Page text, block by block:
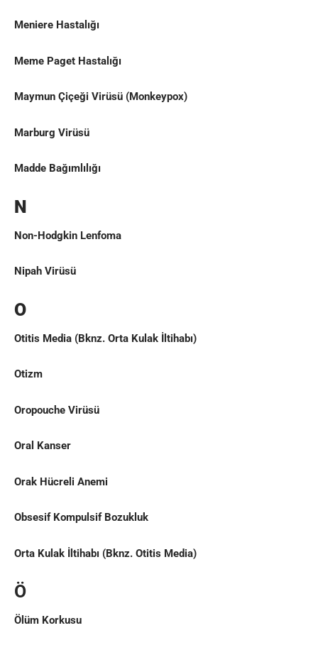
Meniere Hastalığı
Meme Paget Hastalığı
Maymun Çiçeği Virüsü (Monkeypox)
Marburg Virüsü
Madde Bağımlılığı
N
Non-Hodgkin Lenfoma
Nipah Virüsü
O
Otitis Media (Bknz. Orta Kulak İltihabı)
Otizm
Oropouche Virüsü
Oral Kanser
Orak Hücreli Anemi
Obsesif Kompulsif Bozukluk
Orta Kulak İltihabı (Bknz. Otitis Media)
Ö
Ölüm Korkusu